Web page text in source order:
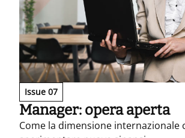
Issue 07
Manager: opera aperta
Come la dimensione internazionale